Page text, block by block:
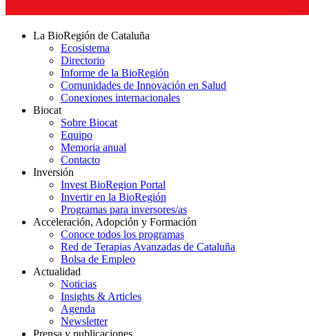
La BioRegión de Cataluña
Ecosistema
Directorio
Informe de la BioRegión
Comunidades de Innovación en Salud
Conexiones internacionales
Biocat
Sobre Biocat
Equipo
Memoria anual
Contacto
Inversión
Invest BioRegion Portal
Invertir en la BioRegión
Programas para inversores/as
Acceleración, Adopción y Formación
Conoce todos los programas
Red de Terapias Avanzadas de Cataluña
Bolsa de Empleo
Actualidad
Noticias
Insights & Articles
Agenda
Newsletter
Prensa y publicaciones